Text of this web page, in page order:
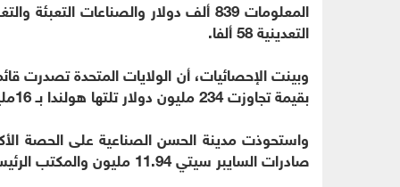
التعدينية 58 ألفا.
وبينت الإحصائيات، أن الولايات المتحدة تصدرت
بقيمة تجاوزت 234 مليون دولار تلتها هولندا بـ 16مليون وألمانيا ب13مليونا والسعودية بـ 10.109مليون دولار.
صادرات السايبر سيتي 11.94 مليون والمكتب الرئيسي 3.099 مليون.